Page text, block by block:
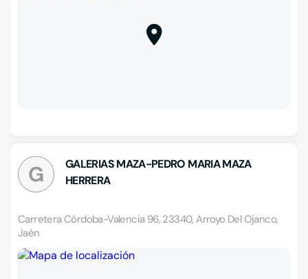
G
GALERIAS MAZA-PEDRO MARIA MAZA
HERRERA
Carretera Córdoba-Valencia 96, 23340, Arroyo Del Ojanco,
Jaén